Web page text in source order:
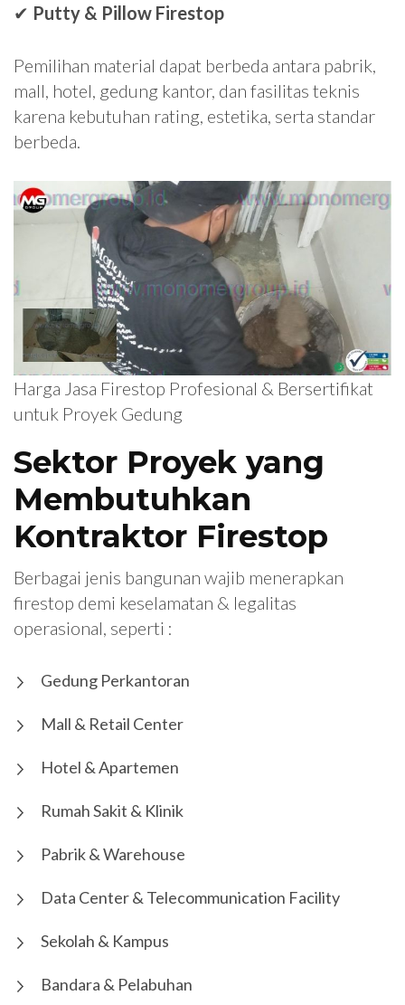
✔ Putty & Pillow Firestop
Pemilihan material dapat berbeda antara pabrik,
mall, hotel, gedung kantor, dan fasilitas teknis
karena kebutuhan rating, estetika, serta standar
berbeda.
Harga Jasa Firestop Profesional & Bersertifikat
untuk Proyek Gedung
Sektor Proyek yang
Membutuhkan
Kontraktor Firestop
Berbagai jenis bangunan wajib menerapkan
firestop demi keselamatan & legalitas
operasional, seperti :
Gedung Perkantoran
Mall & Retail Center
Hotel & Apartemen
Rumah Sakit & Klinik
Pabrik & Warehouse
Data Center & Telecommunication Facility
Sekolah & Kampus
Bandara & Pelabuhan